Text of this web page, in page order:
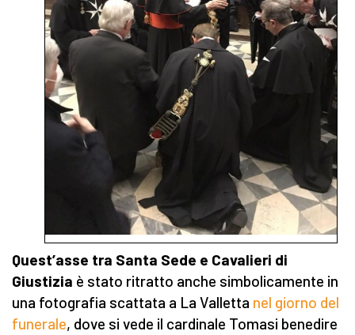
Quest’asse tra Santa Sede e Cavalieri di
Giustizia è stato ritratto anche simbolicamente in
una fotografia scattata a La Valletta nel giorno del
funerale, dove si vede il cardinale Tomasi benedire